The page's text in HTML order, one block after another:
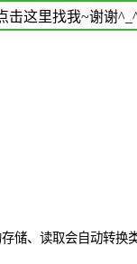
击这里找我~谢谢
储、读取会自动转